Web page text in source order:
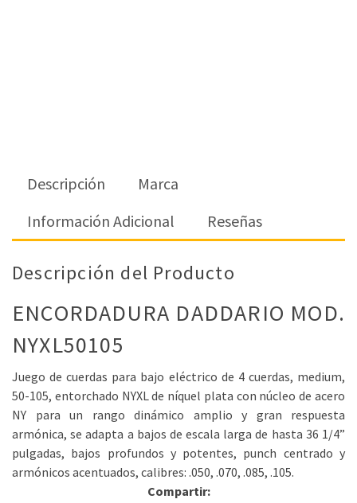
Descripción
Marca
Información Adicional
Reseñas
Descripción del Producto
ENCORDADURA DADDARIO MOD.
NYXL50105
Juego de cuerdas para bajo eléctrico de 4 cuerdas, medium,
50-105, entorchado NYXL de níquel plata con núcleo de acero
NY para un rango dinámico amplio y gran respuesta
armónica, se adapta a bajos de escala larga de hasta 36 1/4”
pulgadas, bajos profundos y potentes, punch centrado y
armónicos acentuados, calibres: .050, .070, .085, .105.
Compartir: